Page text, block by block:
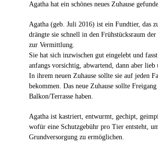
Agatha hat ein schönes neues Zuhause
Agatha (geb. Juli 2016) ist ein Fundtier, das
drängte sie schnell in den Frühstücksraum
zur Vermittlung.
Sie hat sich inzwischen gut eingelebt und
anfangs vorsichtig, abwartend, dann aber
In ihrem neuen Zuhause sollte sie auf jeden
bekommen. Das neue Zuhause sollte
Balkon/Terrasse haben.
Agatha ist kastriert, entwurmt, gechipt,
wofür eine Schutzgebühr pro Tier entsteht,
Grundversorgung zu ermöglichen.